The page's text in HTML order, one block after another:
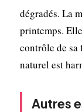
dégradés. La
printemps.
contrôle de sa
naturel est
Autres